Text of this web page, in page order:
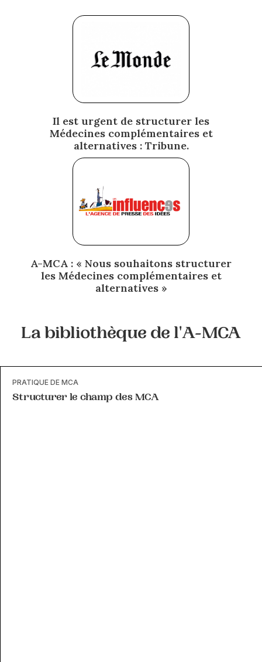
Il est urgent de structurer les
Médecines complémentaires et
alternatives : Tribune.
A-MCA : « Nous souhaitons structurer
les Médecines complémentaires et
alternatives »
La bibliothèque de l'A-MCA
PRATIQUE DE MCA
Structurer le champ des MCA